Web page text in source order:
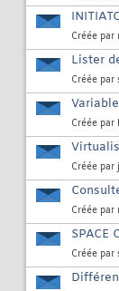
Créée par
Lister
Créée par
Créée par
Créée par
Créée par
SPACE
Créée par